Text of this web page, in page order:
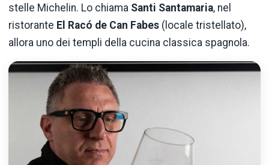
stelle Michelin. Lo chiama Santi Santamaria, nel
ristorante El Racó de Can Fabes (locale tristellato),
allora uno dei templi della cucina classica spagnola.